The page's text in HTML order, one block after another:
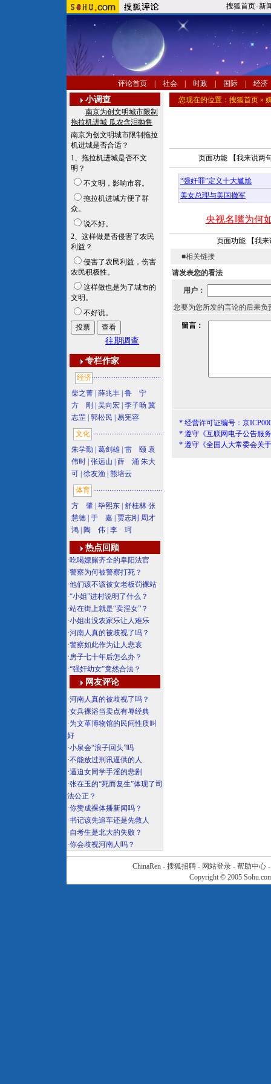
搜狐首页-新
评论首页| 社会| 时政| 国际| 经济
小调查
南京为创文明城市限制
拖拉机进城 瓜农含泪抛售
南京为创文明城市限制拖拉
机进城是否合适？
1、拖拉机进城是否不文
明？
不文明，影响市容。
拖拉机进城方便了群
众。
说不好。
2、这样做是否侵害了农民
利益？
侵害了农民利益，伤害
农民积极性。
这样做也是为了城市的
文明。
不好说。
往期调查
专栏作家
经济
柴之菁| 薛兆丰| 鲁 宁
方 刚
吴向宏| 李子旸 冀
志罡
郭松民
易宪容
文化
朱学勤| 葛剑雄| 雷 颐 袁
伟时
张远山 薛 涌 朱大
可| 徐友渔
熊培云
体育
方 肇| 毕熙东| 舒桂林 张
慧德| 于 嘉| 贾志刚 周才
鸿| 陶 伟| 李 珂
热点回顾
·吃喝嫖赌齐全的阜阳法官
·警察为何被警察打死？
·他们该不该被女老板罚裸站
·“小姐”进村说明了什么？
·站在街上就是“卖淫女”？
·小姐出没农家乐让人难乐
·河南人真的被歧视了吗？
·警察如此作为让人悲哀
·房子七十年后怎么办？
·“强奸幼女”竟然合法？
网友评论
·河南人真的被歧视了吗？
·女兵裸浴当卖点有辱经典
·为文革博物馆的民间性质叫
好
·小泉会“浪子回头”吗
·不能放过刑讯逼供的人
·逼迫女同学手淫的悲剧
·张在玉的“死而复生”体现了司
法公正？
·你赞成裸体播新闻吗？
·书记该先追车还是先救人
·自考生是北大的失败？
·你会歧视河南人吗？
您现在的位置： 搜狐首页 »
页面功能 【我来说两
“强奸罪”定义十大尴尬
美女总理与美国撤军
央视名嘴为何
页面功能 【我来
■相关链接
请发表您的看法
用户：
您要为您所发的言论的后果
留言：
* 经营许可证编号：京
* 遵守《互联网电子公告服
* 遵守《全国人大常委会关
ChinaRen - 搜狐招聘 - 网站登录 - 帮助中心
Copyright © 2005